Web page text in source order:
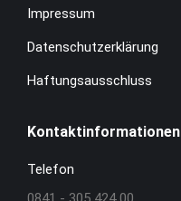
Impressum
Datenschutzerklärung
Haftungsausschluss
Kontaktinformationen
Telefon